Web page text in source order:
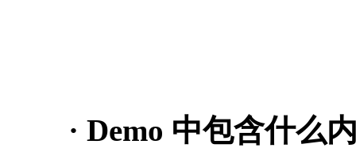
· Demo 中包含什么